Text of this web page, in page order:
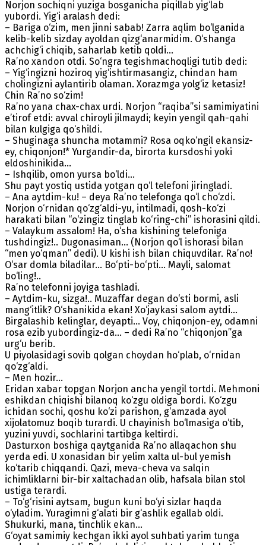
Norjon sochiqni yuziga bosganicha piqillab yig‘lab
yubordi. Yig‘i aralash dedi:
– Bariga o‘zim, men jinni sabab! Zarra aqlim bo‘lganida
kelib-kelib sizday ayoldan qizg‘anarmidim. O‘shanga
achchig‘i chiqib, saharlab ketib qoldi…
Ra’no xandon otdi. So‘ngra tegishmachoqligi tutib dedi:
– Yig‘ingizni hoziroq yig‘ishtirmasangiz, chindan ham
cholingizni aylantirib olaman. Xorazmga yolg‘iz ketasiz!
Chin Ra’no so‘zim!
Ra’no yana chax-chax urdi. Norjon “raqiba”si samimiyatini
e’tirof etdi: avval chiroyli jilmaydi; keyin yengil qah-qahi
bilan kulgiga qo‘shildi.
– Shuginaga shuncha motammi? Rosa oqko‘ngil ekansiz-
ey, chiqonjon!* Yurgandir-da, birorta kursdoshi yoki
eldoshinikida…
– Ishqilib, omon yursa bo‘ldi…
Shu payt yostiq ustida yotgan qo‘l telefoni jiringladi.
– Ana aytdim-ku! – deya Ra’no telefonga qo‘l cho‘zdi.
Norjon o‘rnidan qo‘zg‘aldi-yu, intilmadi, qosh-ko‘zi
harakati bilan “o‘zingiz tinglab ko‘ring-chi” ishorasini qildi.
– Valaykum assalom! Ha, o‘sha kishining telefoniga
tushdingiz!.. Dugonasiman… (Norjon qo‘l ishorasi bilan
“men yo‘qman” dedi). U kishi ish bilan chiquvdilar. Ra’no!
O‘sar domla biladilar… Bo‘pti-bo‘pti… Mayli, salomat
bo‘ling!..
Ra’no telefonni joyiga tashladi.
– Aytdim-ku, sizga!.. Muzaffar degan do‘sti bormi, asli
mang‘itlik? O‘shanikida ekan! Xo‘jaykasi salom aytdi…
Birgalashib kelinglar, deyapti… Voy, chiqonjon-ey, odamni
rosa ezib yubordingiz-da... – dedi Ra’no “chiqonjon”ga
urg‘u berib.
U piyolasidagi sovib qolgan choydan ho‘plab, o‘rnidan
qo‘zg‘aldi.
– Men hozir…
Eridan xabar topgan Norjon ancha yengil tortdi. Mehmoni
eshikdan chiqishi bilanoq ko‘zgu oldiga bordi. Ko‘zgu
ichidan sochi, qoshu ko‘zi parishon, g‘amzada ayol
xijolatomuz boqib turardi. U chayinish bo‘lmasiga o‘tib,
yuzini yuvdi, sochlarini tartibga keltirdi.
Dasturxon boshiga qaytganida Ra’no allaqachon shu
yerda edi. U xonasidan bir yelim xalta ul-bul yemish
ko‘tarib chiqqandi. Qazi, meva-cheva va salqin
ichimliklarni bir-bir xaltachadan olib, hafsala bilan stol
ustiga terardi.
– To‘g‘risini aytsam, bugun kuni bo‘yi sizlar haqda
o‘yladim. Yuragimni g‘alati bir g‘ashlik egallab oldi.
Shukurki, mana, tinchlik ekan…
G‘oyat samimiy kechgan ikki ayol suhbati yarim tunga